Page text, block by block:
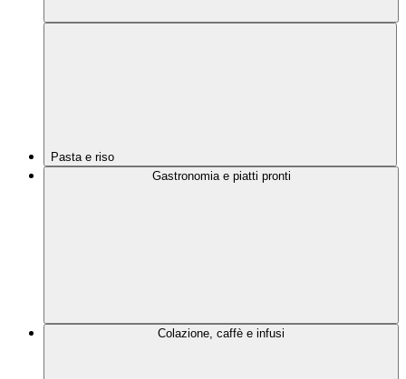
Pasta e riso
Gastronomia e piatti pronti
Colazione, caffè e infusi